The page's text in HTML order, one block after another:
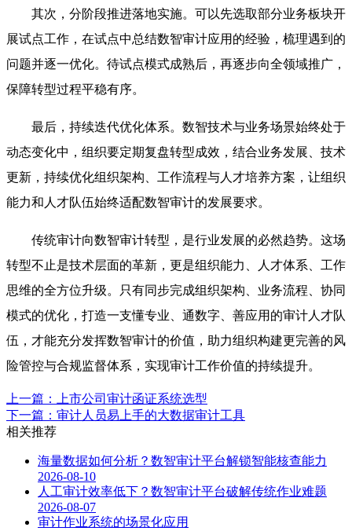
其次，分阶段推进落地实施。可以先选取部分业务板块开
展试点工作，在试点中总结数智审计应用的经验，梳理遇到的
问题并逐一优化。待试点模式成熟后，再逐步向全领域推广，
保障转型过程平稳有序。
最后，持续迭代优化体系。数智技术与业务场景始终处于
动态变化中，组织要定期复盘转型成效，结合业务发展、技术
更新，持续优化组织架构、工作流程与人才培养方案，让组织
能力和人才队伍始终适配数智审计的发展要求。
传统审计向数智审计转型，是行业发展的必然趋势。这场
转型不止是技术层面的革新，更是组织能力、人才体系、工作
思维的全方位升级。只有同步完成组织架构、业务流程、协同
模式的优化，打造一支懂专业、通数字、善应用的审计人才队
伍，才能充分发挥数智审计的价值，助力组织构建更完善的风
险管控与合规监督体系，实现审计工作价值的持续提升。
上一篇：上市公司审计函证系统选型
下一篇：审计人员易上手的大数据审计工具
相关推荐
海量数据如何分析？数智审计平台解锁智能核查能力
2026-08-10
人工审计效率低下？数智审计平台破解传统作业难题
2026-08-07
审计作业系统的场景化应用